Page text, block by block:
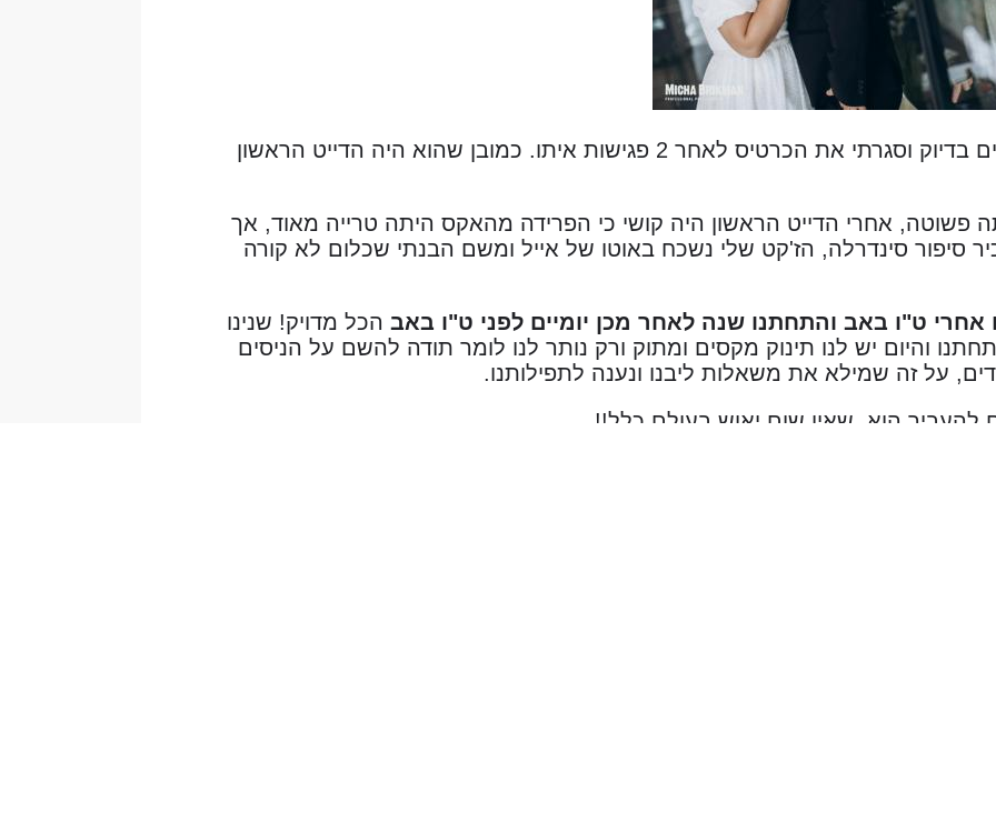
הייתי באתר 9 ימים בדיוק וסגרתי את הכרטיס לאחר 2 פגישות איתו. כמובן שהוא היה הדייט הראשון
פשוטה, אחרי הדייט הראשון היה קושי כי הפרידה מהאקס היתה טרייה מאוד, אך
סיפור סינדרלה, הז'קט שלי נשכח באוטו של אייל ומשם הבנתי שכלום לא קורה
אחרי ט"ו באב והתחתנו שנה לאחר מכן יומיים לפני ט"ו באב הכל מדויק! שנינו
36 כשהתחתנו והיום יש לנו תינוק מקסים ומתוק ורק נותר לנו לומר תודה להשם על הניסים
על זה שמילא את משאלות ליבנו ונענה לתפילותנו.
להעביר הוא, שאין שום יאוש בעולם כלל!!